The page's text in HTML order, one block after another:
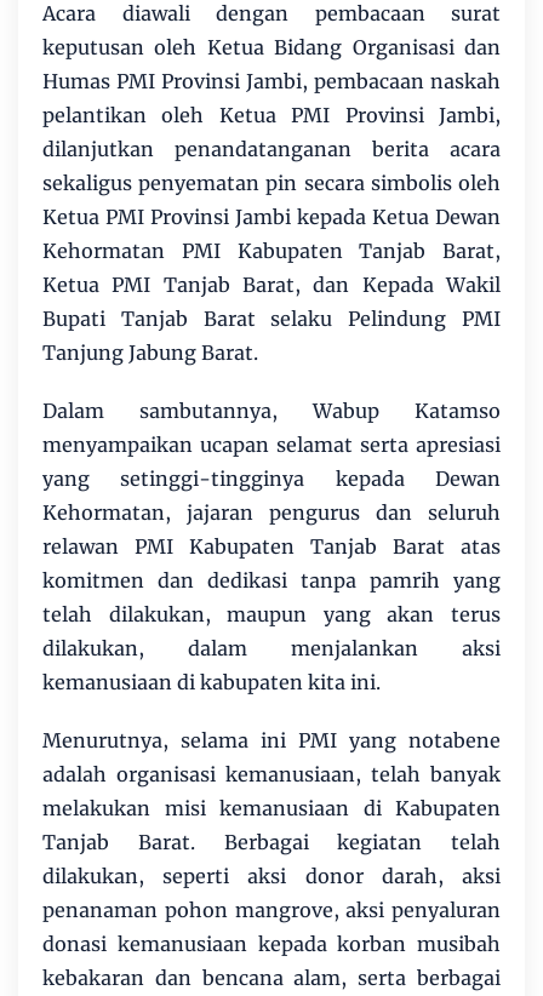
Acara diawali dengan pembacaan surat
keputusan oleh Ketua Bidang Organisasi dan
Humas PMI Provinsi Jambi, pembacaan naskah
pelantikan oleh Ketua PMI Provinsi Jambi,
dilanjutkan penandatanganan berita acara
sekaligus penyematan pin secara simbolis oleh
Ketua PMI Provinsi Jambi kepada Ketua Dewan
Kehormatan PMI Kabupaten Tanjab Barat,
Ketua PMI Tanjab Barat, dan Kepada Wakil
Bupati Tanjab Barat selaku Pelindung PMI
Tanjung Jabung Barat.
Dalam sambutannya, Wabup Katamso
menyampaikan ucapan selamat serta apresiasi
yang setinggi-tingginya kepada Dewan
Kehormatan, jajaran pengurus dan seluruh
relawan PMI Kabupaten Tanjab Barat atas
komitmen dan dedikasi tanpa pamrih yang
telah dilakukan, maupun yang akan terus
dilakukan, dalam menjalankan aksi
kemanusiaan di kabupaten kita ini.
Menurutnya, selama ini PMI yang notabene
adalah organisasi kemanusiaan, telah banyak
melakukan misi kemanusiaan di Kabupaten
Tanjab Barat. Berbagai kegiatan telah
dilakukan, seperti aksi donor darah, aksi
penanaman pohon mangrove, aksi penyaluran
donasi kemanusiaan kepada korban musibah
kebakaran dan bencana alam, serta berbagai